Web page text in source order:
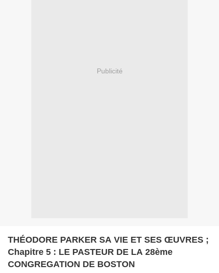
Publicité
THÉODORE PARKER SA VIE ET SES ŒUVRES ;
Chapitre 5 : LE PASTEUR DE LA 28ème
CONGREGATION DE BOSTON